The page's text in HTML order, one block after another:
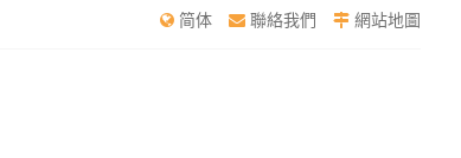
简体 聯絡我們 網站地圖